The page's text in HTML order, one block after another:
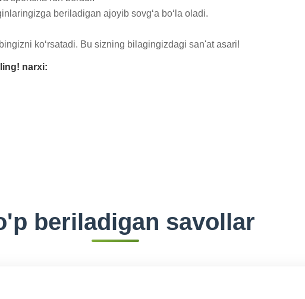
beriladigan ajoyib sovg‘a bo‘la oladi.
ko‘rsatadi. Bu sizning bilagingizdagi san'at asari!
narxi:
beriladigan savollar